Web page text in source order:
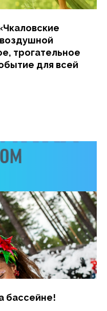
трогательное
для всей
бассейне!